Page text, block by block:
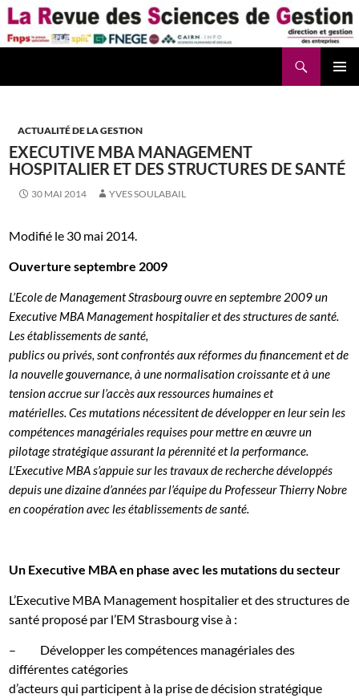
Aller
au
contenu
ACTUALITÉ DE LA GESTION
EXECUTIVE MBA MANAGEMENT
HOSPITALIER ET DES STRUCTURES DE SANTÉ
30 MAI 2014 YVES SOULABAIL
Modifié le 30 mai 2014.
Ouverture septembre 2009
L’Ecole de Management Strasbourg ouvre en septembre 2009 un
Executive MBA Management hospitalier et des structures de santé.
Les établissements de santé,
publics ou privés, sont confrontés aux réformes du financement et de
la nouvelle gouvernance, à une normalisation croissante et à une
tension accrue sur l’accès aux ressources humaines et
matérielles. Ces mutations nécessitent de développer en leur sein les
compétences managériales requises pour mettre en œuvre un
pilotage stratégique assurant la pérennité et la performance.
L’Executive MBA s’appuie sur les travaux de recherche développés
depuis une dizaine d’années par l’équipe du Professeur Thierry Nobre
en coopération avec les établissements de santé.
Un Executive MBA en phase avec les mutations du secteur
L’Executive MBA Management hospitalier et des structures de
santé proposé par l’EM Strasbourg vise à :
–
Développer les compétences managériales des
différentes catégories
d’acteurs qui participent à la prise de décision stratégique